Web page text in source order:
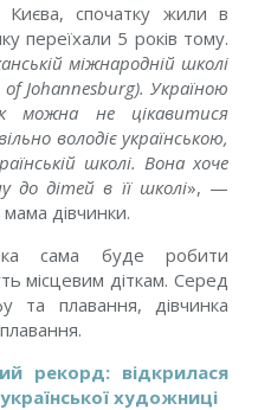
Києва, спочатку жили в
переїхали 5 років тому.
міжнародній школі
Johannesburg). Україною
можна не цікавитися
володіє українською,
школі. Вона хоче
до дітей в її школі», —
дівчинки.
сама буде робити
місцевим діткам. Серед
та плавання, дівчинка
рекорд: відкрилася
художниці